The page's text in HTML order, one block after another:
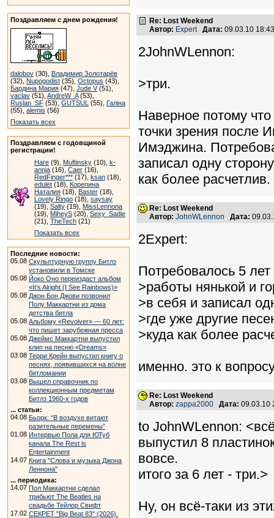
Поздравляем с днем рождения!
dalobov (30), Владимир Золотарёв
(32), Nupogodist (35), Octopus (43),
Бардина Мария (47), Jude V(51),
vaclav (51), AndreW_A(53),
Ruslan_SF (53), GUTSUL (55), Галіна
(55), alemis (56)
Показать всех
Поздравляем с годовщиной
регистрации!
Hare (9), Muftinsky (10), k-
annja (16), Caer (16),
RedFinger*** (17), ksan (18),
edulet (18), Корепина
Наталия (18), Baster (18),
Lovely Ringo (18), saysay
(19), Salty (19), MissLennona
(19), MiheyS (20), Sexy_Sadie
(21), TheTech (21)
Показать всех
Последние новости:
05.08 Скульптурную группу Битлз
установили в Томске
05.08 Йоко Оно переиздаст альбом
«It’s Alright (I See Rainbows)»
05.08 Джон Бон Джови позвонил
Полу Маккартни из дома
детства битла
05.08 Альбому «Revolver» — 60 лет:
что пишет зарубежная пресса
05.08 Джеймс Маккартни выпустил
клип на песню «Dreams»
03.08 Терри Крейн выпустил книгу о
песнях, появившихся на волне
битломании
03.08 Вышел справочник по
коллекционным предметам
Битлз 1960-х годов
... статьи:
04.08 Бьорк: “В воздухе витают
разительные перемены”
01.08 Интервью Пола для ЮТуб
канала The Rest is
Entertainment
14.07 Книга "Слова и музыка Джона
Леннона"
... периодика:
14.07 Пол Маккартни сделал
трибьют The Beatles на
свадьбе Тейлор Свифт
17.02 СЕКРЕТ "Big Beat 83" (2026).
Re: Lost Weekend
Автор: Expert Дата: 09.03.10
2JohnWLennon:
>три.
Наверное потому
точки зрения после
Имэджина.
записал одну
как более расчетлив.
Re: Lost Weekend
Автор: JohnWLennon Дата:
2Expert:
Потребовалось 5 лет
>работы нянькой и
>в себя и записал
>где уже другие
>куда как более
именно. это к
Re: Lost Weekend
Автор: zappa2000 Дата:
to JohnWLennon:
выпустил 8
вовсе.
итого за 6 лет - три.>
Ну, он всё-таки из